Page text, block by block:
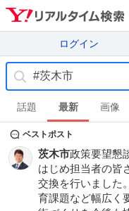
ログイン
話題 最新 画像
ベストポスト
茨木市政策要望懇
はじめ担当者の皆
交換を行いました
育課題など幅広く